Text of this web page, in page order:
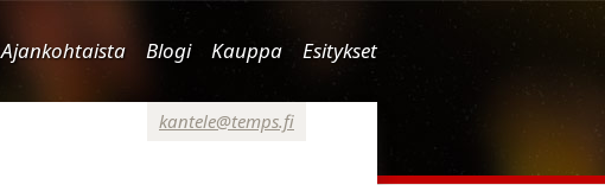
Ajankohtaista Blogi Kauppa Esitykset
kantele@temps.fi